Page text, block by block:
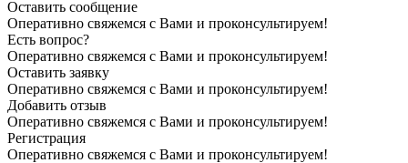
Оставить сообщение
Оперативно свяжемся с Вами и проконсультируем!
Есть вопрос?
Оперативно свяжемся с Вами и проконсультируем!
Оставить заявку
Оперативно свяжемся с Вами и проконсультируем!
Добавить отзыв
Оперативно свяжемся с Вами и проконсультируем!
Регистрация
Оперативно свяжемся с Вами и проконсультируем!